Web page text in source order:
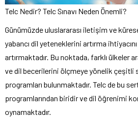
Telc Nedir? Telc Sınavı Neden Önemli?
Günümüzde uluslararası iletişim ve
yabancı dil yeteneklerini artırma
artırmaktadır. Bu noktada, farklı ülkeler
ve dil becerilerini ölçmeye yönelik çeşitli
programları bulunmaktadır. Telc de bu
programlarından biridir ve dil öğrenimi
oynamaktadır.